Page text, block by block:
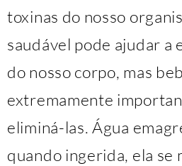
toxinas do nosso
saudável pode ajudar a
do nosso corpo, mas
extremamente
eliminá-las. Água
quando ingerida, ela se